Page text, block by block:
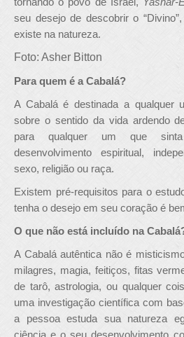
seu desejo de descobrir o
existe na natureza.
Foto: Asher Bitton
Para quem é a Cabalá?
A Cabalá é destinada a qualquer
sobre o sentido da vida ardendo
para qualquer um que
desenvolvimento espiritual,
sexo, religião ou raça.
Existem pré-requisitos para o
tenha o desejo em seu coração é
O que não está incluído na
A Cabalá autêntica não é
milagres, magia, feitiços, fitas
de tarô, astrologia, ou qualquer
uma investigação científica com
a pessoa estuda sua natureza
ciência e o seu desenvolvimento